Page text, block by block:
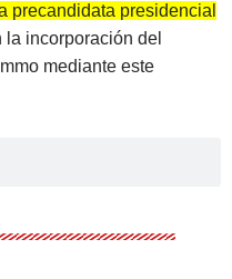
precandidata presidencial
la incorporación del
mediante este